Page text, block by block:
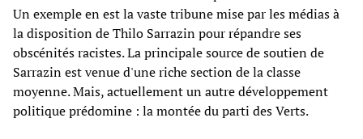
Un exemple en est la vaste tribune mise par les médias à
la disposition de Thilo Sarrazin pour répandre ses
obscénités racistes. La principale source de soutien de
Sarrazin est venue d'une riche section de la classe
moyenne. Mais, actuellement un autre développement
politique prédomine : la montée du parti des Verts.